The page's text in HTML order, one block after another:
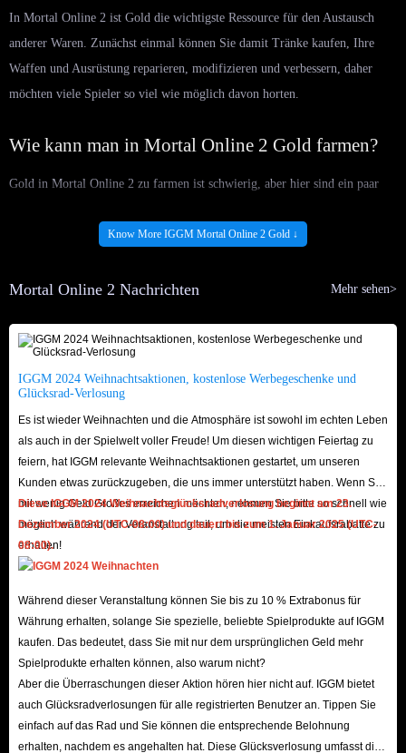
In Mortal Online 2 ist Gold die wichtigste Ressource für den Austausch
anderer Waren. Zunächst einmal können Sie damit Tränke kaufen, Ihre
Waffen und Ausrüstung reparieren, modifizieren und verbessern, daher
möchten viele Spieler so viel wie möglich davon horten.
Wie kann man in Mortal Online 2 Gold farmen?
Gold in Mortal Online 2 zu farmen ist schwierig, aber hier sind ein paar
Spiel haben können:
Online 2. Der Spieler muss lediglich einen Bogen ausrüsten und aus der
Geschenke, die sie von Banditen erhalten, zu einem hohen Preis verkaufen.
Schweine jagen: Tiere in Mortal Online 2 liefern hervorragende Knochen,
Leder und andere Gegenstände, insbesondere Schweine, die alle verkauft
Holz und Steine ​​sammeln: Spieler können auch einen Gewinn erzielen,
indem sie Holz und Steine ​​sammeln und verkaufen. Diese Methode des
Farmens dauert länger als andere Alternativen.
Zombies plündern: Spieler können auch wichtige Gegenstände und Gold
von Zombies bekommen. Das Beste daran ist, dass sie nicht alles plündern
müssen, sondern nur die Köpfe. Zombies sind oft auf Friedhöfen zu
2-Gold erbeuten möchten.
Aber seien Sie sich bewusst, dass, wie es bei MMO-Open-World-PVP
Tradition ist, alles, was sich zu diesem Zeitpunkt in Ihrem Charakter
befindet, verloren geht, wenn Sie getötet werden, einschließlich Mortal
Mortal Online 2 Gold einfach direkt zu kaufen, um eine gesunde Reserve
Know More IGGM Mortal Online 2 Gold ↓
Mortal Online 2 Nachrichten Mehr sehen>
IGGM 2024 Weihnachtsaktionen, kostenlose Werbegeschenke und
Glücksrad-Verlosung
Es ist wieder Weihnachten und die Atmosphäre ist sowohl im echten Leben
als auch in der Spielwelt voller Freude! Um diesen wichtigen Feiertag zu
feiern, hat IGGM relevante Weihnachtsaktionen gestartet, um unseren
Kunden etwas zurückzugeben, die uns immer unterstützt haben. Wenn Sie
mit wenig Geld Großes erreichen möchten, nehmen Sie bitte so schnell wie
möglich während der Veranstaltung teil, um die meisten Einkaufsrabatte zu
erhalten!
Diese IGGM 2024 Weihnachtsglücksradverlosung beginnt am 23.
Dezember 2024 (UTC-08:00) und dauert bis zum 1. Januar 2025 (UTC-
08:00).
Während dieser Veranstaltung können Sie bis zu 10 % Extrabonus für
Währung erhalten, solange Sie spezielle, beliebte Spielprodukte auf IGGM
kaufen. Das bedeutet, dass Sie mit nur dem ursprünglichen Geld mehr
Spielprodukte erhalten können, also warum nicht?
Aber die Überraschungen dieser Aktion hören hier nicht auf. IGGM bietet
auch Glücksradverlosungen für alle registrierten Benutzer an. Tippen Sie
einfach auf das Rad und Sie können die entsprechende Belohnung
erhalten, nachdem es angehalten hat. Diese Glücksverlosung umfasst die